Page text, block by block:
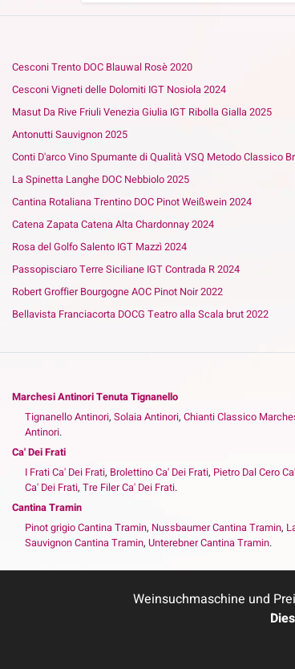
Cesconi Trento DOC Blauwal Rosè 2020
Cesconi Vigneti delle Dolomiti IGT Nosiola 2024
Masut Da Rive Friuli Venezia Giulia IGT Ribolla Gialla 2025
Antonutti Sauvignon 2025
Conti D'arco Vino Spumante di Qualità VSQ Metodo Classico
La Spinetta Langhe DOC Nebbiolo 2025
Cantina Rotaliana Trentino DOC Pinot Weißwein 2024
Catena Zapata Catena Alta Chardonnay 2024
Rosa del Golfo Salento IGT Mazzì 2024
Passopisciaro Terre Siciliane IGT Contrada R 2024
Robert Groffier Bourgogne AOC Pinot Noir 2022
Bellavista Franciacorta DOCG Teatro alla Scala brut 2022
Marchesi Antinori Tenuta Tignanello
Tignanello Antinori, Solaia Antinori, Chianti Classico
Antinori.
Ca' Dei Frati
I Frati Ca' Dei Frati, Brolettino Ca' Dei Frati, Pietro Dal Cero
Ca' Dei Frati, Tre Filer Ca' Dei Frati.
Cantina Tramin
Pinot grigio Cantina Tramin, Nussbaumer Cantina Tramin,
Sauvignon Cantina Tramin, Unterebner Cantina Tramin.
Weinsuchmaschine und